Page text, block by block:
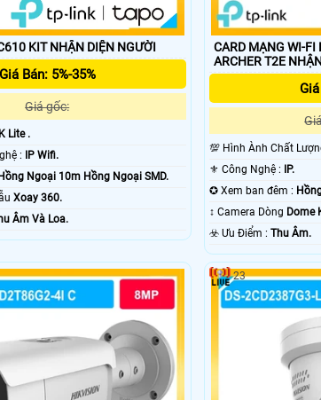
CAMERA TAPOC610 KIT NHẬN DIỆN NGƯỜI
Giá Bán: 5%-35%
Giá gốc:
Lite .
🌠 Tích hợp công nghệ :
IP Wifi.
Hồng Ngoại 10m Hồng Ngoại SMD.
Xoay 360.
Âm Và Loa.
CARD MẠNG WI-FI
💯 Hình Ành Chất
⚜️ Công Nghệ :
IP.
✪ Xem ban đêm :
↕️ Camera Dòng Dome
️☣️ Ưu Điểm :Thu Âm.
23